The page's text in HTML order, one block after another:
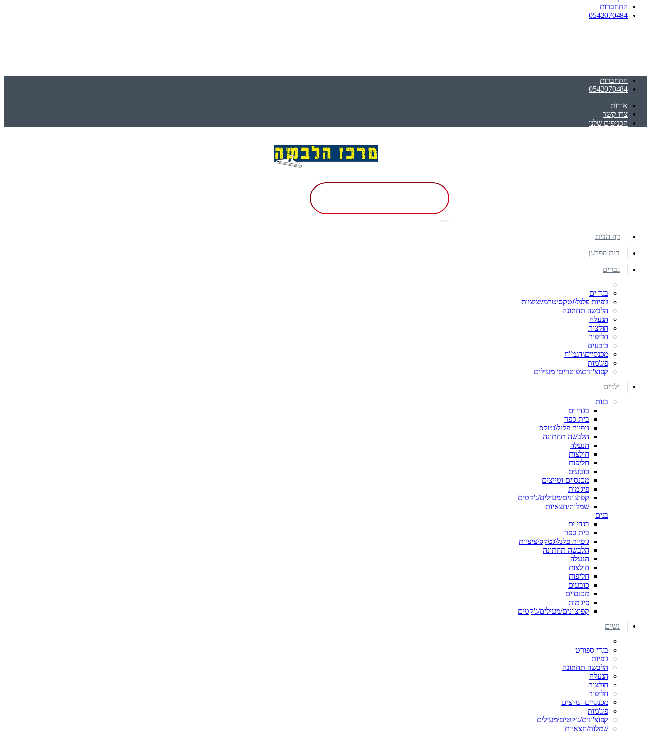
התחברות
0542070484
התחברות
0542070484
אודות
צרו קשר
הסניפים שלנו
דף הבית
בית ספר/גן
גברים
בגד ים
גופיות פלנל\גטקס\טרמי\ציציות
הלבשה תחתונה
הנעלה
חולצות
חליפות
כובעים
מכנסיים\דגמ"ח
פיג'מות
קפוצ'ונים\פוטרים\ מעילים
ילדים
בנות
בגדי ים
בית ספר
גופיות פלנל\גטקס
הלבשה תחתונה
הנעלה
חולצות
חליפות
כובעים
מכנסיים וטייצים
פיג'מות
קפוצ'ונים/מעילים/ג'קטים
שמלות/חצאיות
בנים
בגדי ים
בית ספר
גופיות פלנל\גטקס\ציציות
הלבשה תחתונה
הנעלה
חולצות
חליפות
כובעים
מכנסיים
פיג'מות
קפוצ'ונים/מעילים/ג'קטים
נשים
בגדי ספורט
גופיות
הלבשה תחתונה
הנעלה
חולצות
חליפות
מכנסיים וטייצים
פיג'מות
קפוצ'ונים/ג׳קטים/מעילים
שמלות/חצאיות